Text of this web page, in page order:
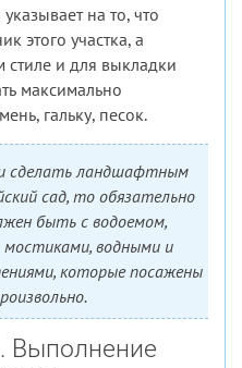
на то, что
этого участка, а
стиле и для выкладки
максимально
гальку, песок.
сделать ландшафтным
сад, то обязательно
быть с водоемом,
мостиками, водными и
которые посажены
Выполнение